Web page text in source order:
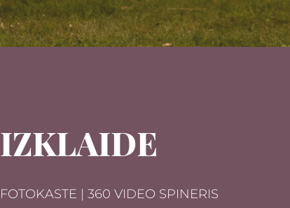
IZKLAIDE
FOTOKASTE | 360 VIDEO SPINERIS